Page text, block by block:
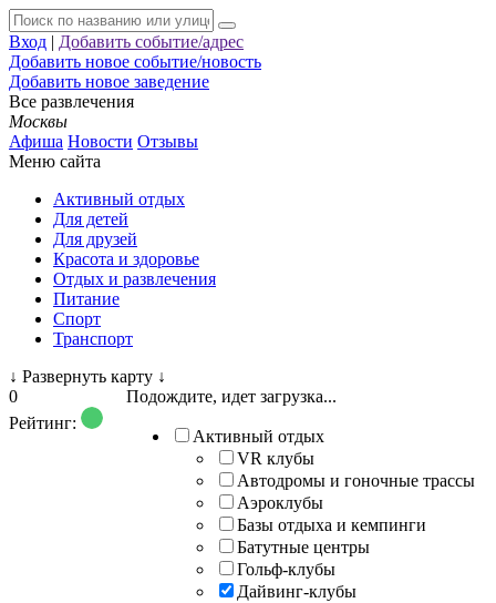
Вход | Добавить событие/адрес
Добавить новое событие/новость
Добавить новое заведение
Все развлечения
Москвы
Афиша Новости Отзывы
Меню сайта
Активный отдых
Для детей
Для друзей
Красота и здоровье
Отдых и развлечения
Питание
Спорт
Транспорт
↓ Развернуть карту ↓
Подождите, идет загрузка...
Активный отдых
VR клубы
Автодромы и гоночные трассы
Аэроклубы
Базы отдыха и кемпинги
Батутные центры
Гольф-клубы
Дайвинг-клубы
0
Рейтинг: